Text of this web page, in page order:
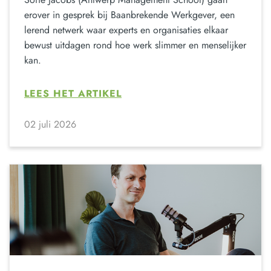
erover in gesprek bij Baanbrekende Werkgever, een
lerend netwerk waar experts en organisaties elkaar
bewust uitdagen rond hoe werk slimmer en menselijker
kan.
LEES HET ARTIKEL
02 juli 2026